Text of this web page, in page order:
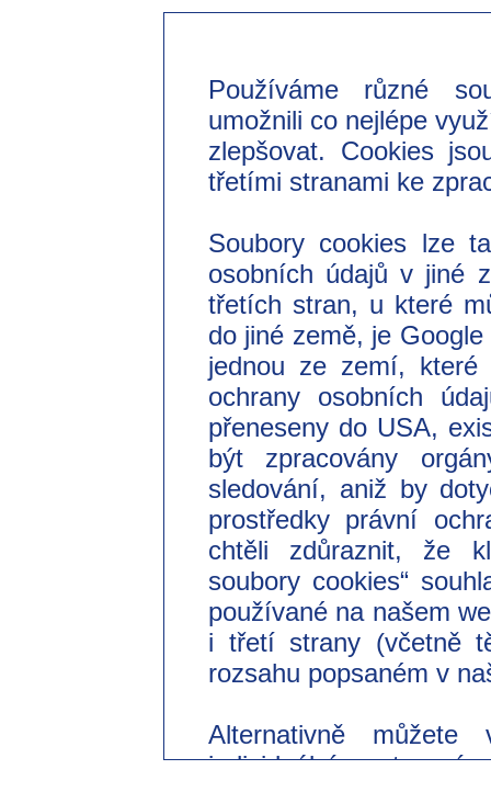
Používáme různé
umožnili co nejlépe
zlepšovat. Cookies
třetími stranami ke
Soubory cookies lze
osobních údajů v jiné
třetích stran, u které
do jiné země, je
jednou ze zemí, které
ochrany osobních
přeneseny do USA,
být zpracovány
sledování, aniž by
prostředky právní
chtěli zdůraznit, že
soubory cookies“
používané na našem
i třetí strany (včetně
rozsahu popsaném v
Alternativně
individuální nastavení